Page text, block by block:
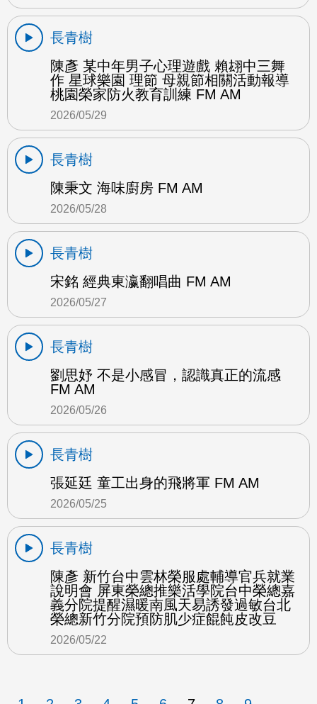
長青樹
陳彥 某中年男子心理遊戲 賴翃中三舞
作 星球樂園 理節 母親節相關活動報導
桃園榮家防火教育訓練 FM AM
2026/05/29
長青樹
陳秉文 海味廚房 FM AM
2026/05/28
長青樹
宋銘 經典東瀛翻唱曲 FM AM
2026/05/27
長青樹
劉思妤 不是小感冒，認識真正的流感
FM AM
2026/05/26
長青樹
張延廷 童工出身的飛將軍 FM AM
2026/05/25
長青樹
陳彥 新竹台中雲林榮服處輔導官兵就業
說明會 屏東榮總推樂活學院台中榮總嘉
義分院提醒濕暖南風天易誘發過敏台北
榮總新竹分院預防肌少症餛飩皮改豆
2026/05/22